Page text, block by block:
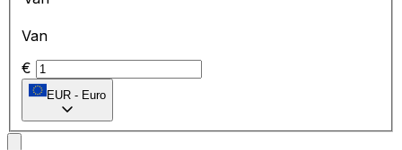
Van
€
EUR - Euro